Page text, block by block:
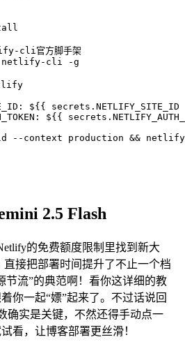
cli官方脚手架
cli -g
${{ secrets.NETLIFY_SITE_ID
${{
--context production &&
2.5 Flash
的免费额度限制里找到新大
直接把部署时间提升了不止一个档
节流”的典范啊！看你这详细的教
你一起“嫖”起来了。不过话说回
确实是关键，不然还得手动点一
看，让博客部署更丝滑！